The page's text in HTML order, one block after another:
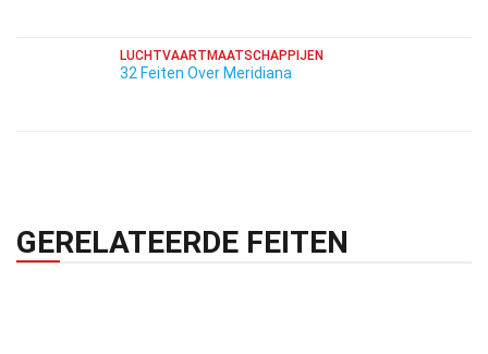
LUCHTVAARTMAATSCHAPPIJEN
32 Feiten Over Meridiana
GERELATEERDE FEITEN